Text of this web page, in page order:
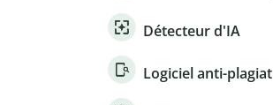
Détecteur d'IA
Logiciel anti-plagiat